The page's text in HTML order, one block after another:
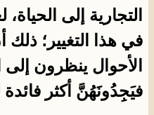
التجارية إلى
في هذا التغيير؛
الأحوال ينظرون إلى
فيَجِدُونَهُنَّ أكثر